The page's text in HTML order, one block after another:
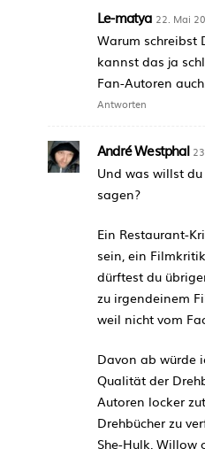
Le-matya 22. Mai
Warum schreibst
kannst das ja
Fan-Autoren
Antworten
André Westphal
Und was willst
sagen?
Ein Restaurant-
sein, ein
dürftest du
zu irgendeinem
weil nicht vom
Davon ab würde
Qualität der
Autoren locker
Drehbücher zu
She-Hulk, Willow